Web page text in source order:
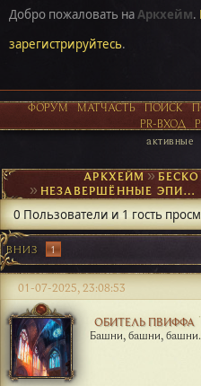
Добро пожаловать наАркхейм.
зарегистрируйтесь.
ФОРУМ МАТЧАСТЬ ПОИСК
PR-ВХОД
активные
АРКХЕЙМ►
► НЕЗАВЕРШЁННЫЕ ЭПИЗОДЫ
0 Пользователи и 1 гость
ВНИЗ 1
ОБИТЕЛЬ ПВИФФА
Башни, башни,
01-07-2025, 23:08:53